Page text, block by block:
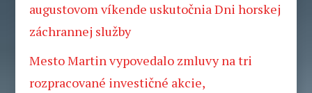
augustovom víkende uskutočnia Dni horskej
záchrannej služby
Mesto Martin vypovedalo zmluvy na tri
rozpracované investičné akcie,